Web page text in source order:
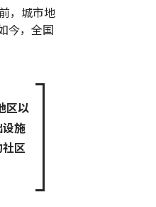
，城市地
今，全国
区以
施
区